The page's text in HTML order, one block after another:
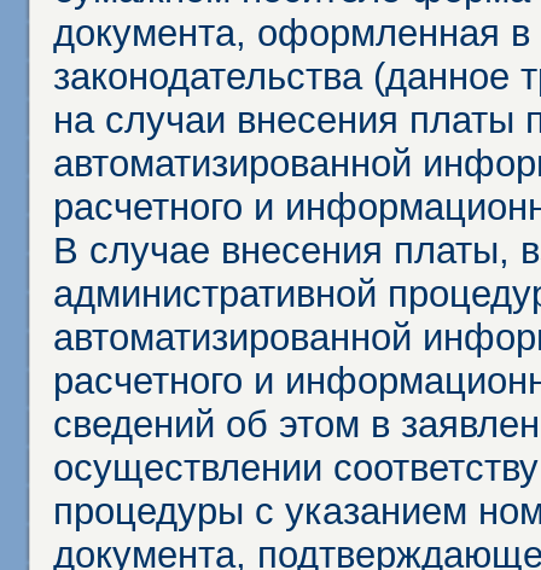
документа, оформленная в
законодательства (данное
на случаи внесения платы
автоматизированной
расчетного и
В случае внесения платы,
административной
автоматизированной
расчетного и
сведений об этом в
осуществлении
процедуры с указанием
документа,